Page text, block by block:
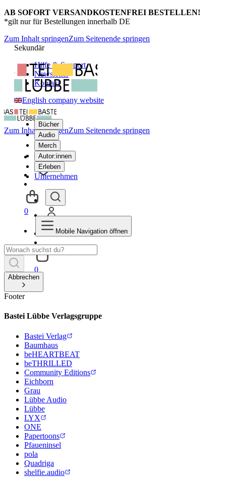
AB SOFORT VERSANDKOSTENFREI BESTELLEN!
*gilt nur für Bestellungen innerhalb DE
Zum Inhalt springenZum Seitenende springen
Sekundär
Hilfe & Support
Newsletter
Kontakt
English company website
Bücher
Audio
Merch
Autor:innen
Erleben
Unternehmen
0
Zum Inhalt springenZum Seitenende springen
0
Mobile Navigation öffnen
Abbrechen
Footer
Bastei Lübbe Verlagsgruppe
Bastei Verlag
Baumhaus
beHEARTBEAT
beTHRILLED
Community Editions
Eichborn
Grau
Lübbe Audio
Lübbe
LYX
ONE
Papertoons
Pfaueninsel
pola
Quadriga
shelfie.audio